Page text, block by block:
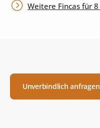
Weitere Fincas für
Unverbindlich anfragen